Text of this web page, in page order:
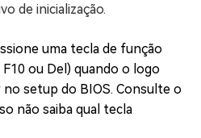
de inicialização.
uma tecla de função
ou Del) quando o logo
setup do BIOS. Consulte o
não saiba qual tecla